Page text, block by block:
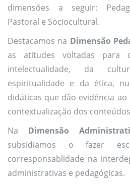
dimensões a seguir:
Pastoral e Sociocultural.
Destacamos na Dimensão
as atitudes voltadas para
intelectualidade, da
espiritualidade e da ética,
didáticas que dão evidência
contextualização dos
Na Dimensão
subsidiamos o fazer
corresponsablidade na
administrativas e pedagógicas.